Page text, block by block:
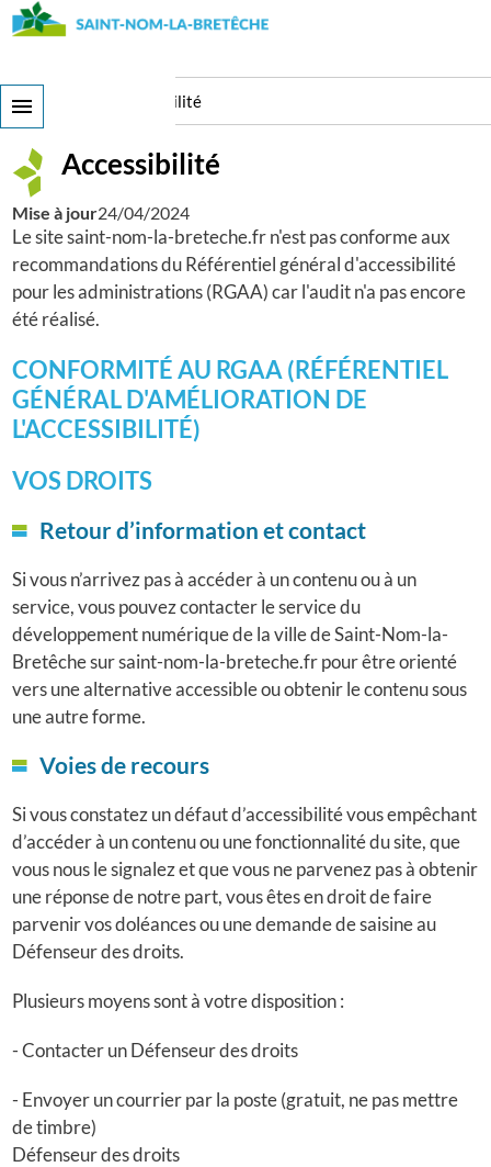
Aller
Ma Ville Accessibilité
Accessibilité
Mise à jour24/04/2024
Le site saint-nom-la-breteche.fr n'est pas conforme aux
recommandations du Référentiel général d'accessibilité
pour les administrations (RGAA) car l'audit n'a pas encore
été réalisé.
CONFORMITÉ AU RGAA (RÉFÉRENTIEL
GÉNÉRAL D'AMÉLIORATION DE
L'ACCESSIBILITÉ)
VOS DROITS
Retour d’information et contact
Si vous n’arrivez pas à accéder à un contenu ou à un
service, vous pouvez contacter le service du
développement numérique de la ville de Saint-Nom-la-
Bretêche sur saint-nom-la-breteche.fr pour être orienté
vers une alternative accessible ou obtenir le contenu sous
une autre forme.
Voies de recours
Si vous constatez un défaut d’accessibilité vous empêchant
d’accéder à un contenu ou une fonctionnalité du site, que
vous nous le signalez et que vous ne parvenez pas à obtenir
une réponse de notre part, vous êtes en droit de faire
parvenir vos doléances ou une demande de saisine au
Défenseur des droits.
Plusieurs moyens sont à votre disposition :
- Contacter un Défenseur des droits
- Envoyer un courrier par la poste (gratuit, ne pas mettre
de timbre)
Défenseur des droits